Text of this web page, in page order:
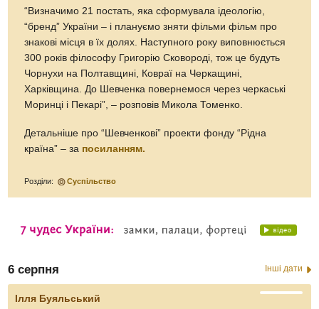
“Визначимо 21 постать, яка сформувала ідеологію,
“бренд” України – і плануємо зняти фільми фільм про
знакові місця в їх долях. Наступного року виповнюється
300 років філософу Григорію Сковороді, тож це будуть
Чорнухи на Полтавщині, Ковраї на Черкащині,
Харківщина. До Шевченка повернемося через черкаські
Моринці і Пекарі”, – розповів Микола Томенко.
Детальніше про “Шевченкові” проекти фонду “Рідна
країна” – за посиланням.
Розділи: Суспільство
6 серпня Інші дати
Ілля Буяльський